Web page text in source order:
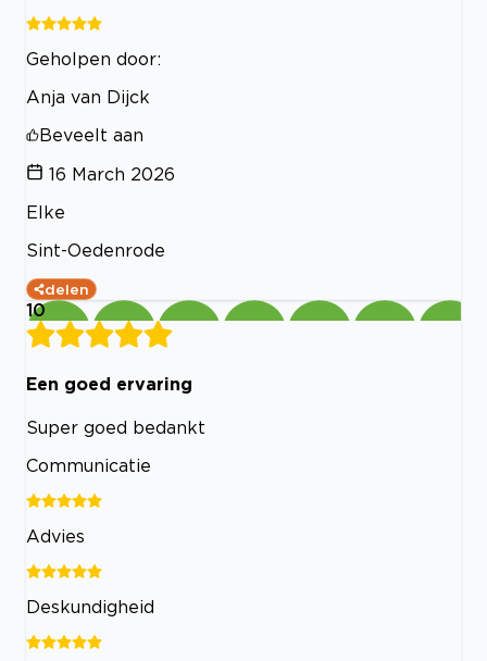
Geholpen door:
Anja van Dijck
Beveelt aan
16 March 2026
Elke
Sint-Oedenrode
delen
10
Een goed ervaring
Super goed bedankt
Communicatie
Advies
Deskundigheid